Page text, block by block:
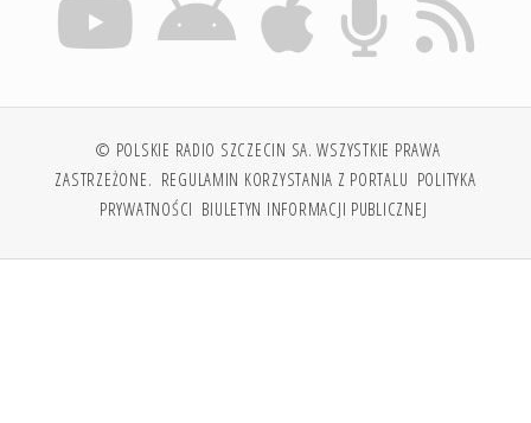
© POLSKIE RADIO SZCZECIN SA. WSZYSTKIE PRAWA
ZASTRZEŻONE. REGULAMIN KORZYSTANIA Z PORTALU POLITYKA
PRYWATNOŚCI BIULETYN INFORMACJI PUBLICZNEJ